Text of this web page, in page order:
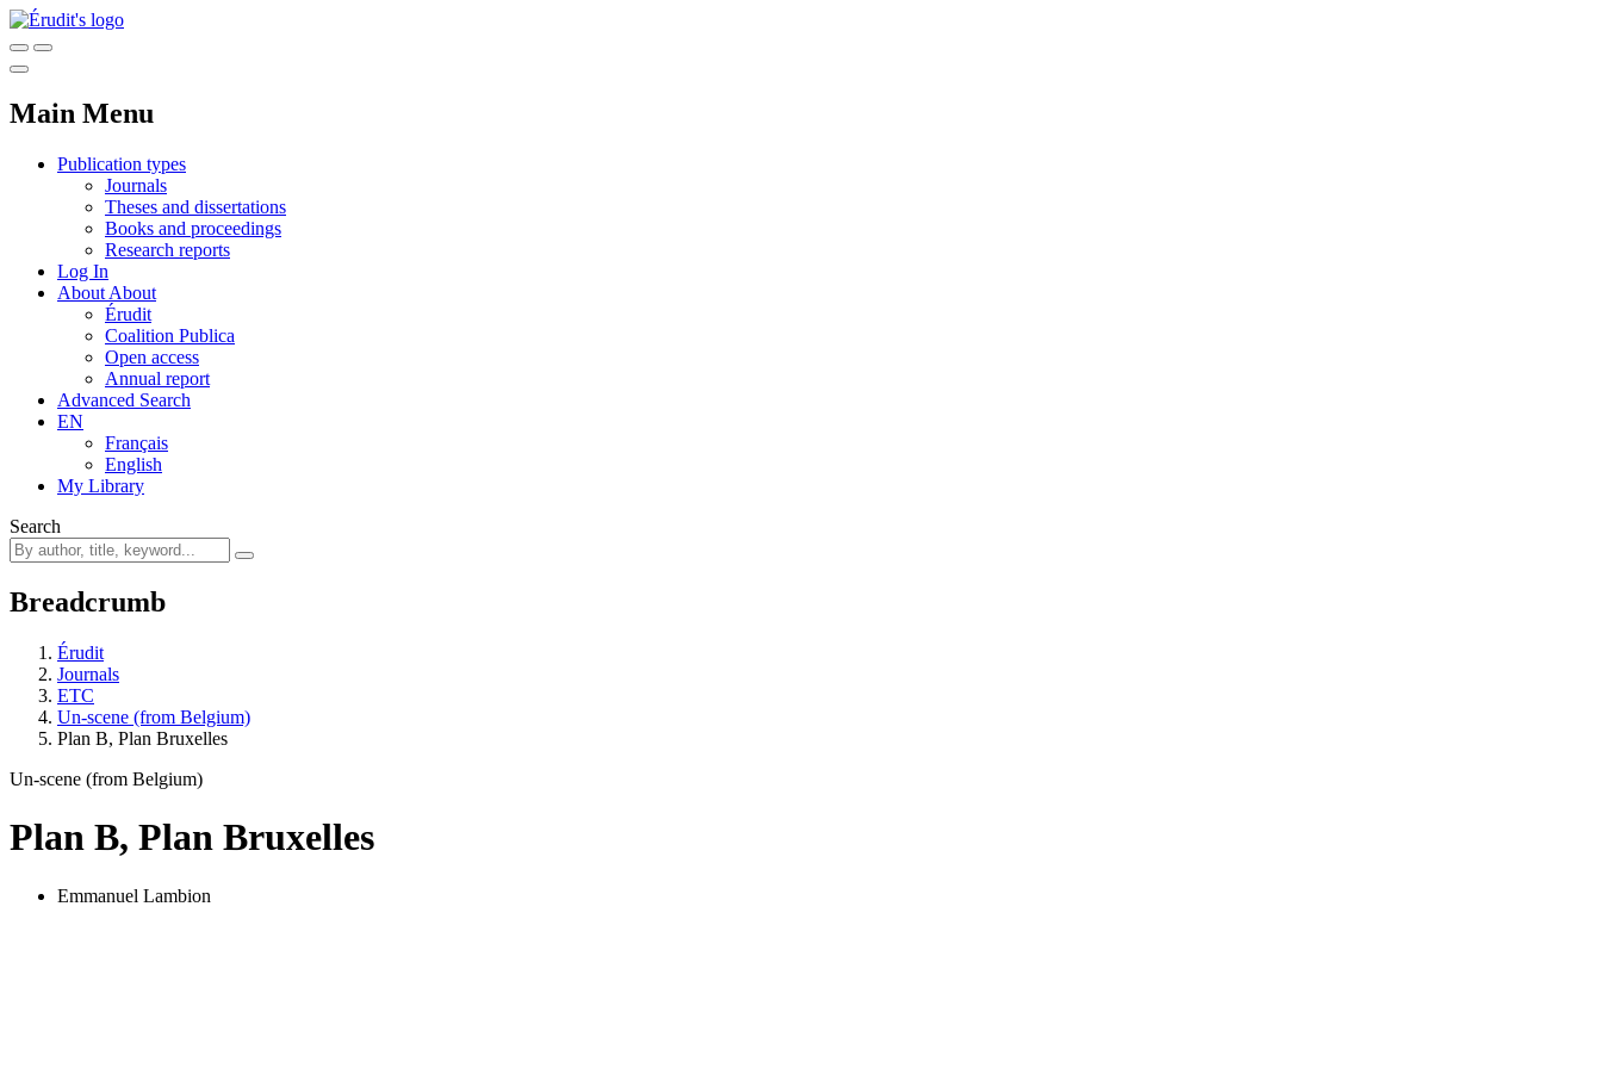
Main Menu
Publication types
Journals
Theses and dissertations
Books and proceedings
Research reports
Log In
About About
Érudit
Coalition Publica
Open access
Annual report
Advanced Search
EN
Français
English
My Library
Search
Breadcrumb
Érudit
Journals
ETC
Un-scene (from Belgium)
Plan B, Plan Bruxelles
Un-scene (from Belgium)
Plan B, Plan Bruxelles
Emmanuel Lambion